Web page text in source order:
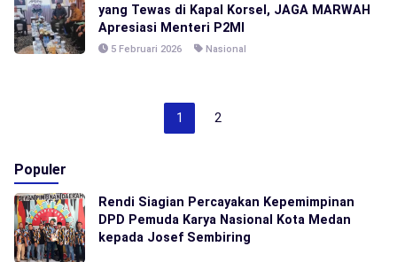
yang Tewas di Kapal Korsel, JAGA MARWAH
Apresiasi Menteri P2MI
5 Februari 2026 Nasional
1 2
Populer
Rendi Siagian Percayakan Kepemimpinan
DPD Pemuda Karya Nasional Kota Medan
kepada Josef Sembiring